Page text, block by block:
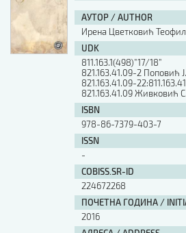
АУТОР / AUTHOR
Ирена Цветковић
UDK
811.163.1(498)”17/18”
821.163.41.09-2 Поповић
821.163.41.09-22:811.163.41
821.163.41.09 Живковић С.
ISBN
978-86-7379-403-7
ISSN
-
COBISS.SR-ID
224672268
ПОЧЕТНА ГОДИНА /
2016